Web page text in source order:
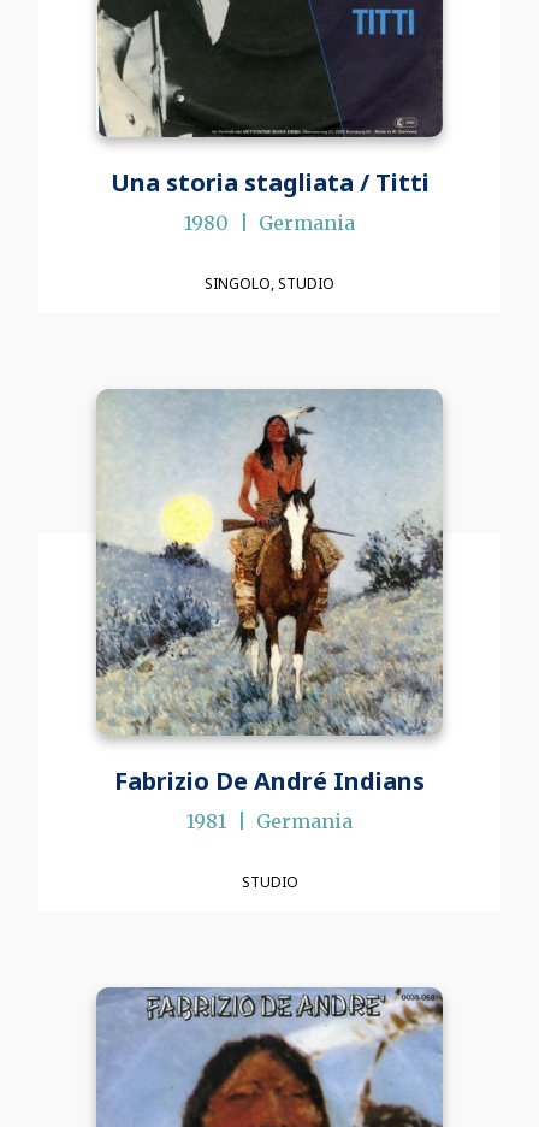
Una storia stagliata / Titti
1980 Germania
SINGOLO STUDIO
Fabrizio De André Indians
1981 Germania
STUDIO